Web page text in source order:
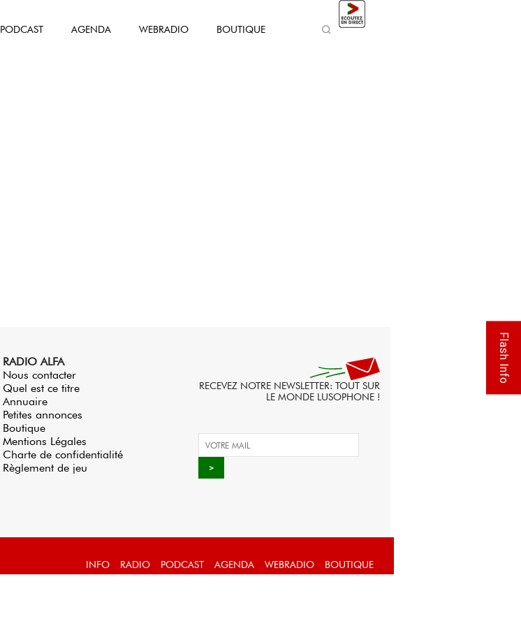
PODCAST AGENDA WEBRADIO BOUTIQUE
RADIO ALFA
Nous contacter
Quel est ce titre
Annuaire
Petites annonces
Boutique
Mentions Légales
Charte de confidentialité
Règlement de jeu
RECEVEZ NOTRE NEWSLETTER: TOUT SUR
LE MONDE LUSOPHONE !
INFO RADIO PODCAST AGENDA WEBRADIO BOUTIQUE
Flash Info